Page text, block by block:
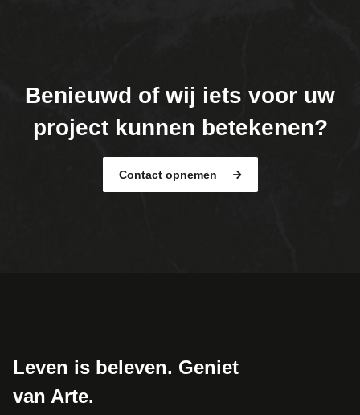
Benieuwd of wij iets voor uw
project kunnen betekenen?
Contact opnemen
Leven is beleven. Geniet
van Arte.